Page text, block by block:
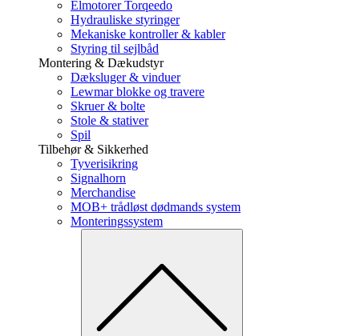
Elmotorer Torqeedo
Hydrauliske styringer
Mekaniske kontroller & kabler
Styring til sejlbåd
Montering & Dækudstyr
Dæksluger & vinduer
Lewmar blokke og travere
Skruer & bolte
Stole & stativer
Spil
Tilbehør & Sikkerhed
Tyverisikring
Signalhorn
Merchandise
MOB+ trådløst dødmands system
Monteringssystem